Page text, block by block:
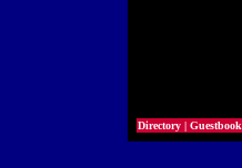
Directory | Guestbook